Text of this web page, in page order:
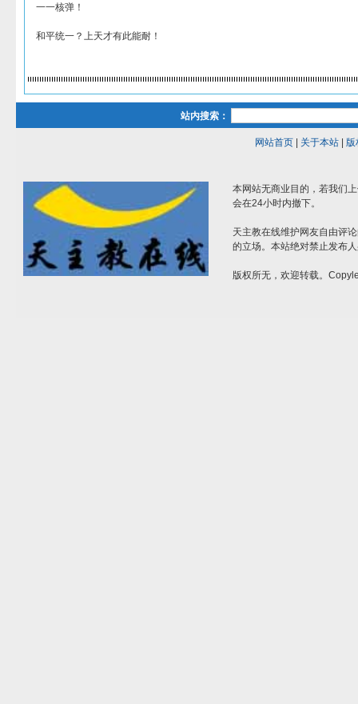
一一核弹！
和平统一？上天才有此能耐！
站内搜索：
网站首页| 关于本站| 版
本网站无商业目的，若我们
会在24小时内撤下。
天主教在线维护网友自由评
的立场。本站绝对禁止发布
版权所无，欢迎转载。